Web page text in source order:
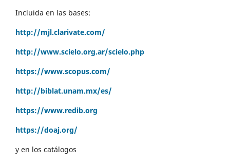
Incluida en las bases:
http://mjl.clarivate.com/
http://www.scielo.org.ar/scielo.php
https://www.scopus.com/
http://biblat.unam.mx/es/
https://www.redib.org
https://doaj.org/
y en los catálogos